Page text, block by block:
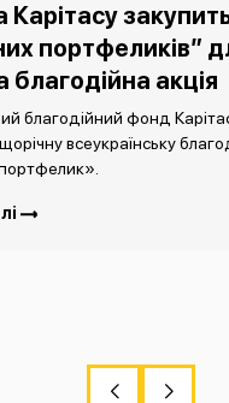
портфеликів”
благодійна акція
благодійний фонд
всеукраїнську